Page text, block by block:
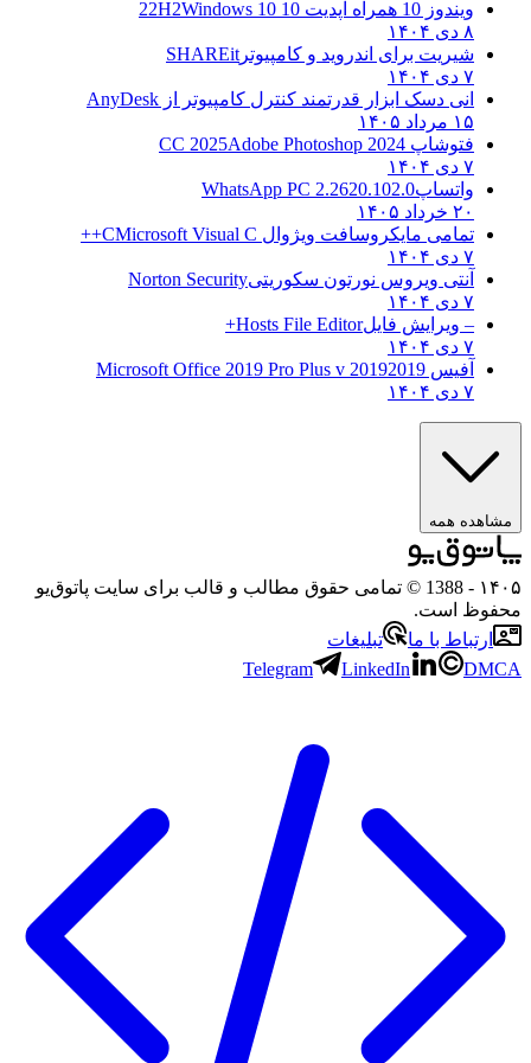
ویندوز 10 همراه آپدیت 10 22H2
Windows 10
۸ دی ۱۴۰۴
شیریت برای اندروید و کامپیوتر SHAREit
۷ دی ۱۴۰۴
انی دسک ابزار قدرتمند کنترل کامپیوتر از AnyDesk
۱۵ مرداد ۱۴۰۵
فتوشاپ CC 2025 Adobe Photoshop 2024
۷ دی ۱۴۰۴
واتساپWhatsApp PC 2.2620.102.0
۲۰ خرداد ۱۴۰۵
تمامی مایکروسافت ویژوال C Microsoft Visual C++
۷ دی ۱۴۰۴
آنتی ویروس نورتون سکوریتیNorton Security
۷ دی ۱۴۰۴
– ویرایش فایلHosts File Editor+
۷ دی ۱۴۰۴
آفیس 2019 2019 Microsoft Office 2019 Pro Plus v
۷ دی ۱۴۰۴
مشاهده همه
۱۴۰۵
- 1388 © تمامی حقوق مطالب و قالب برای سایت پاتوق‌یو
محفوظ است.
ارتباط با ما
تبلیغات
Telegram
LinkedIn DMCA